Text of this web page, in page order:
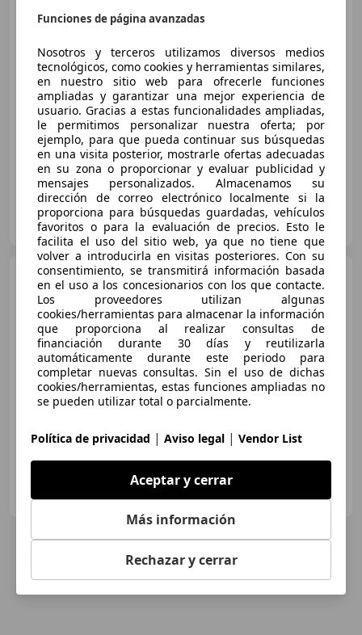
1.6BlueHDi S&S Live 100
€ 9.970
Súperoferta
03/2021 106.390 km Diésel 73 kW (99 CV)
FLEXICAR ALICANTE.
ES-03007 ALICANTE
Citroen C4 Cactus1.2
PureTech S&S Feel 110
€ 7.790
Precio justo
03/2015 124.810 km Gasolina 81 kW (110 CV)
ES-03007 ALICANTE
Funciones de página avanzadas
Nosotros y terceros utilizamos diversos medios
tecnológicos, como cookies y herramientas similares,
en nuestro sitio web para ofrecerle funciones
ampliadas y garantizar una mejor experiencia de
usuario. Gracias a estas funcionalidades ampliadas,
le permitimos personalizar nuestra oferta; por
ejemplo, para que pueda continuar sus búsquedas
en una visita posterior, mostrarle ofertas adecuadas
en su zona o proporcionar y evaluar publicidad y
mensajes personalizados. Almacenamos su
dirección de correo electrónico localmente si la
proporciona para búsquedas guardadas, vehículos
favoritos o para la evaluación de precios. Esto le
facilita el uso del sitio web, ya que no tiene que
volver a introducirla en visitas posteriores. Con su
consentimiento, se transmitirá información basada
en el uso a los concesionarios con los que contacte.
Los proveedores utilizan algunas
cookies/herramientas para almacenar la información
que proporciona al realizar consultas de
financiación durante 30 días y reutilizarla
automáticamente durante este periodo para
completar nuevas consultas. Sin el uso de dichas
cookies/herramientas, estas funciones ampliadas no
se pueden utilizar total o parcialmente.
Política de privacidad | Aviso legal | Vendor List
Aceptar y cerrar
Más información
Rechazar y cerrar